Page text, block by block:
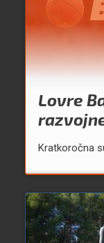
Lovre
Kratkoročna